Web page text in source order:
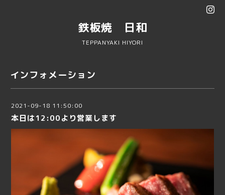
鉄板焼 日和
TEPPANYAKI HIYORI
インフォメーション
2021-09-18 11:50:00
本日は12:00より営業します